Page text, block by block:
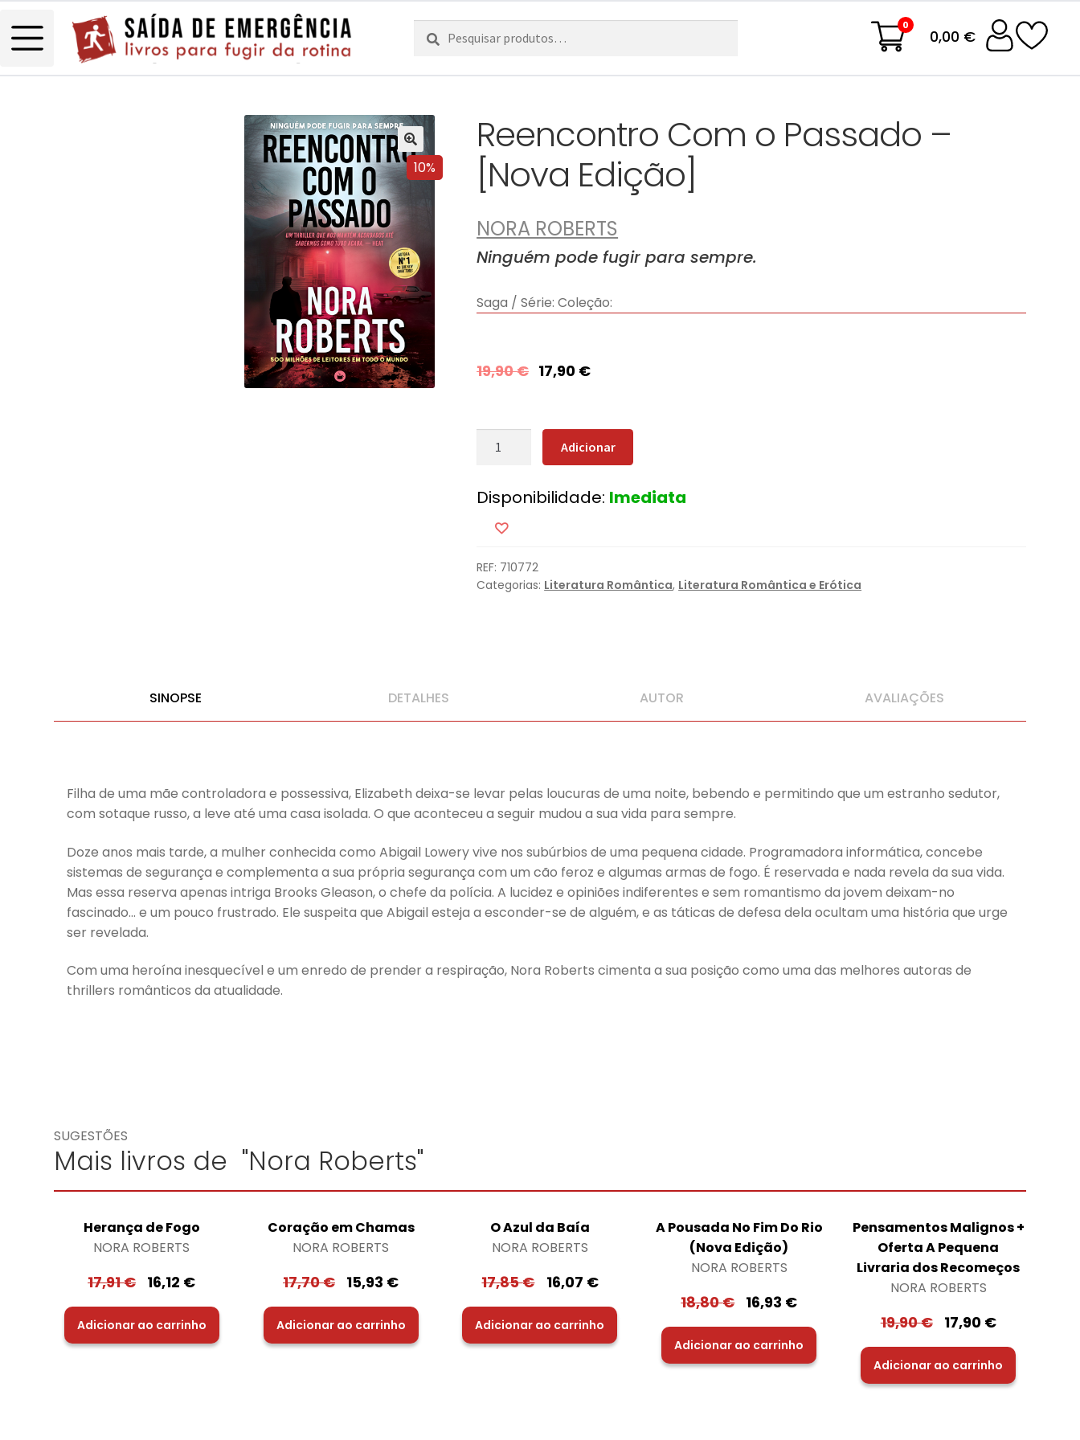
Pesquisar
por:
Pesquisa 0
0,00 €
10%
Reencontro Com o Passado –
[Nova Edição]
NORA ROBERTS
Ninguém pode fugir para sempre.
Saga / Série: Coleção:
19,90€ 17,90 €
Quantidade
Com
Passado
-
[Nova
Adicionar
Disponibilidade: Imediata
REF: 710772
Categorias: Literatura Romântica, Literatura Romântica e Erótica
SINOPSE DETALHES AUTOR AVALIAÇÕES
Filha de uma mãe controladora e possessiva, Elizabeth deixa-se levar pelas loucuras de uma noite, bebendo e permitindo que um estranho sedutor,
com sotaque russo, a leve até uma casa isolada. O que aconteceu a seguir mudou a sua vida para sempre.
Doze anos mais tarde, a mulher conhecida como Abigail Lowery vive nos subúrbios de uma pequena cidade. Programadora informática, concebe
sistemas de segurança e complementa a sua própria segurança com um cão feroz e algumas armas de fogo. É reservada e nada revela da sua vida.
Mas essa reserva apenas intriga Brooks Gleason, o chefe da polícia. A lucidez e opiniões indiferentes e sem romantismo da jovem deixam-no
fascinado… e um pouco frustrado. Ele suspeita que Abigail esteja a esconder-se de alguém, e as táticas de defesa dela ocultam uma história que urge
ser revelada.
Com uma heroína inesquecível e um enredo de prender a respiração, Nora Roberts cimenta a sua posição como uma das melhores autoras de
thrillers românticos da atualidade.
SUGESTÕES
Mais livros de "Nora Roberts"
Herança de Fogo
NORA ROBERTS
17,91€ 16,12 €
Adicionar ao carrinho
Coração em Chamas
NORA ROBERTS
17,70€ 15,93 €
Adicionar ao carrinho
O Azul da Baía
NORA ROBERTS
17,85€ 16,07 €
Adicionar ao carrinho
A Pousada No Fim Do Rio
(Nova Edição)
NORA ROBERTS
18,80€ 16,93 €
Adicionar ao carrinho
Pensamentos Malignos +
Oferta A Pequena
Livraria dos Recomeços
NORA ROBERTS
19,90€ 17,90 €
Adicionar ao carrinho